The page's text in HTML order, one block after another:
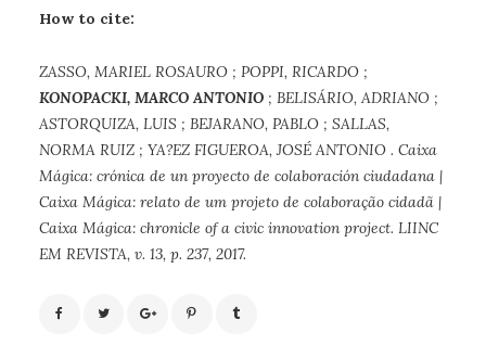
How to cite:
ZASSO, MARIEL ROSAURO ; POPPI, RICARDO ;
KONOPACKI, MARCO ANTONIO ; BELISÁRIO, ADRIANO ;
ASTORQUIZA, LUIS ; BEJARANO, PABLO ; SALLAS,
NORMA RUIZ ; YA?EZ FIGUEROA, JOSÉ ANTONIO . Caixa
Mágica: crónica de un proyecto de colaboración ciudadana |
Caixa Mágica: relato de um projeto de colaboração cidadã |
Caixa Mágica: chronicle of a civic innovation project. LIINC
EM REVISTA, v. 13, p. 237, 2017.